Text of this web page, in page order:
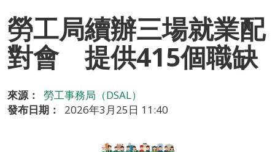
勞工局續辦三場就業配
對會 提供415個職缺
來源：
勞工事務局（DSAL）
發布日期：
2026年3月25日 11:40